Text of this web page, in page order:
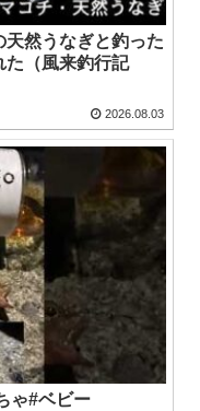
天然うなぎと釣った
た（風来釣行記
2026.08.03
ゃ#ベビー